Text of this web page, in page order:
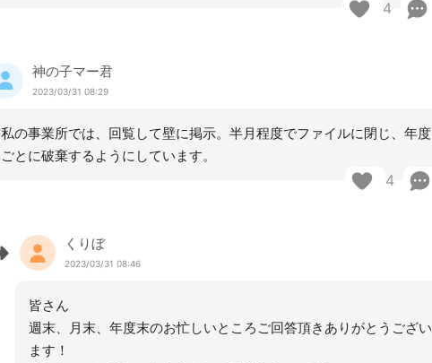
4
神の子マー君
2023/03/31 08:29
私の事業所では、回覧して壁に掲示。半月程度でファイルに閉じ、年度
ごとに破棄するようにしています。
4
くりぼ
2023/03/31 08:46
皆さん
週末、月末、年度末のお忙しいところご回答頂きありがとうござい
ます！